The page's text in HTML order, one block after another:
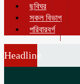
ছবিঘর
সকল বিভাগ
পরিবারবর্গ
Headline